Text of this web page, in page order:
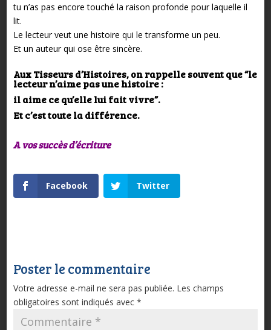
tu n’as pas encore touché la raison profonde pour laquelle il
lit.
Le lecteur veut une histoire qui le transforme un peu.
Et un auteur qui ose être sincère.
Aux Tisseurs d’Histoires, on rappelle souvent que “le
lecteur n’aime pas une histoire :
il aime ce qu’elle lui fait vivre”.
Et c’est toute la différence.
A vos succès d’écriture
Facebook Twitter
Poster le commentaire
Votre adresse e-mail ne sera pas publiée. Les champs
obligatoires sont indiqués avec *